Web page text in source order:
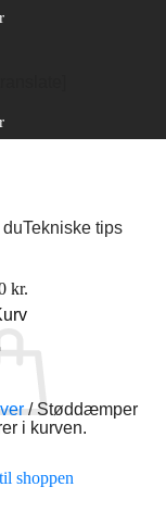
kr.
i kurven.
shoppen
Tekniske tips
/Støddæmper